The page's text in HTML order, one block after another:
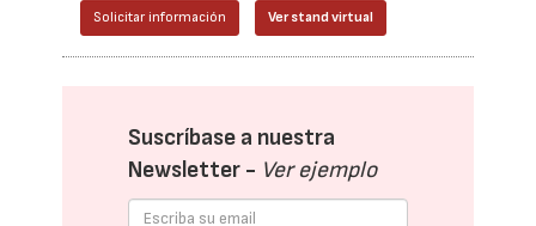
Solicitar información Ver stand virtual
Suscríbase a nuestra
Newsletter - Ver ejemplo